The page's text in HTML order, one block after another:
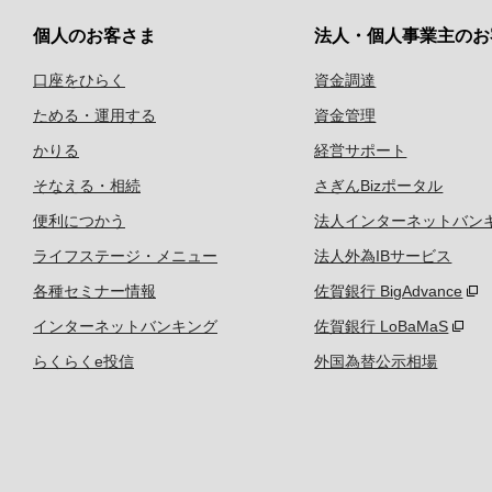
個人のお客さま
口座をひらく
ためる・運用する
かりる
そなえる・相続
便利につかう
ライフステージ・メニュー
各種セミナー情報
インターネットバンキング
らくらくe投信
法人・個人事業主の
資金調達
資金管理
経営サポート
さぎんBizポータル
法人インターネットバン
法人外為IBサービス
佐賀銀行 BigAdvance
佐賀銀行 LoBaMaS
外国為替公示相場